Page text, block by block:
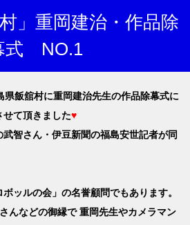
」重岡建治・作品除
式 NO.1
飯舘村に重岡建治先生の作品除幕式に
て頂きました♥
智さん・伊豆新聞の福島安世記者が同
ッルの会」の名誉顧問でもあります。
んなどの御縁で重岡先生やカメラマン